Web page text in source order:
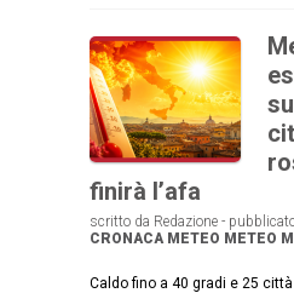
finirà l’afa
scritto da Redazione -
CRONACA METEO METEO
Caldo fino a 40 gradi e 25